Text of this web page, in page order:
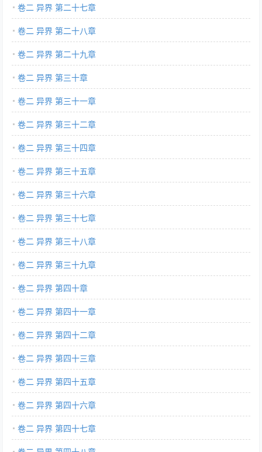
卷二 异界 第二十七章
卷二 异界 第二十八章
卷二 异界 第二十九章
卷二 异界 第三十章
卷二 异界 第三十一章
卷二 异界 第三十二章
卷二 异界 第三十四章
卷二 异界 第三十五章
卷二 异界 第三十六章
卷二 异界 第三十七章
卷二 异界 第三十八章
卷二 异界 第三十九章
卷二 异界 第四十章
卷二 异界 第四十一章
卷二 异界 第四十二章
卷二 异界 第四十三章
卷二 异界 第四十五章
卷二 异界 第四十六章
卷二 异界 第四十七章